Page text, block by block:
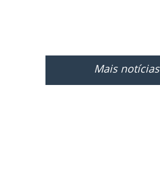
Mais notícias